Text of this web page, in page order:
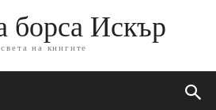
борса Искър
на книгите